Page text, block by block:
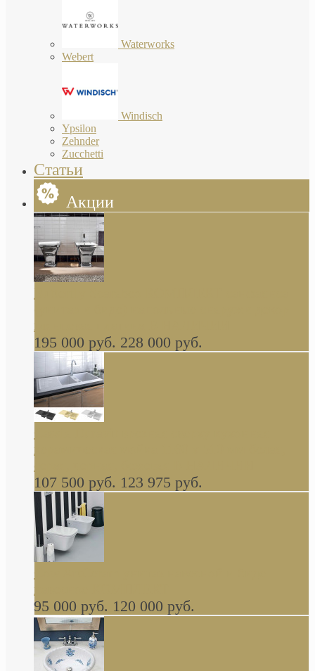
Waterworks
Webert
Windisch
Ypsilon
Zehnder
Zucchetti
Статьи
Акции
Butterfly Scarabeo КОМПЛЕКТ санфаянса
глянцевая платина В НАЛИЧИИ
195 000 руб. 228 000 руб.
керамическая мойка 1160 x 510 мм белая,
серая, черная, бежевая В НАЛИЧИИ
107 500 руб. 123 975 руб.
навесное КОМПЛЕКТ
95 000 руб. 120 000 руб.